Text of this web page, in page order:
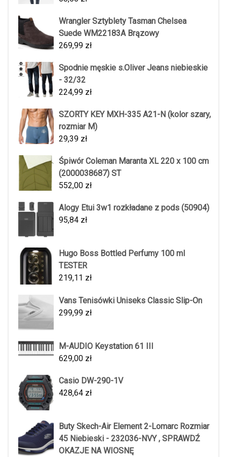
Wrangler Sztyblety Tasman Chelsea
Suede WM22183A Brązowy
269,99 zł
Spodnie męskie s.Oliver Jeans niebieskie
- 32/32
224,99 zł
SZORTY KEY MXH-335 A21-N (kolor szary,
rozmiar M)
29,39 zł
Śpiwór Coleman Maranta XL 220 x 100 cm
(2000038687) ST
552,00 zł
Alogy Etui 3w1 rozkładane z pods (50904)
95,84 zł
Hugo Boss Bottled Perfumy 100 ml
TESTER
219,11 zł
Vans Tenisówki Uniseks Classic Slip-On
299,99 zł
M-AUDIO Keystation 61 III
629,00 zł
Casio DW-290-1V
428,64 zł
Buty Skech-Air Element 2-Lomarc Rozmiar
45 Niebieski - 232036-NVY , SPRAWDŹ
OKAZJE NA WIOSNĘ